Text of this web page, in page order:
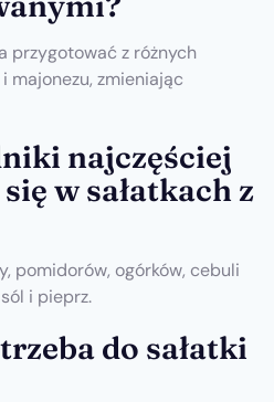
przygotować z różnych
majonezu, zmieniając
najczęściej
w sałatkach z
pomidorów, ogórków, cebuli
i pieprz.
do sałatki